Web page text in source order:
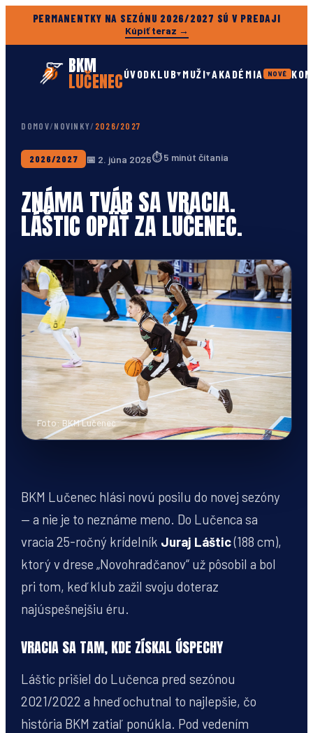
PERMANENTKY NA SEZÓNU 2026/2027 SÚ V PREDAJI
Kúpiť teraz →
BKM
LUČENECÚVODKLUB▾ MUŽI▾AKADÉMIA NOVÉ
DOMOV/NOVINKY/ 2026/2027
2026/2027 📅 2. júna 2026⏱5 minút čítania
ZNÁMA TVÁR SA VRACIA.
LÁŠTIC OPÄŤ ZA LUČENEC.
Foto: BKM Lučenec
BKM Lučenec hlási novú posilu do novej sezóny
— a nie je to neznáme meno. Do Lučenca sa
vracia 25-ročný krídelník Juraj Láštic(188 cm),
ktorý v drese „Novohradčanov“ už pôsobil a bol
pri tom, keď klub zažil svoju doteraz
najúspešnejšiu éru.
VRACIA SA TAM, KDE ZÍSKAL ÚSPECHY
Láštic prišiel do Lučenca pred sezónou
2021/2022 a hneď ochutnal to najlepšie, čo
história BKM zatiaľ ponúkla. Pod vedením